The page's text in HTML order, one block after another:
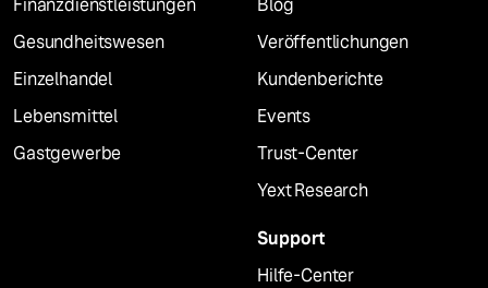
Finanzdienstleistungen
Gesundheitswesen
Einzelhandel
Lebensmittel
Gastgewerbe
Blog
Veröffentlichungen
Kundenberichte
Events
Trust-Center
Yext Research
Support
Hilfe-Center